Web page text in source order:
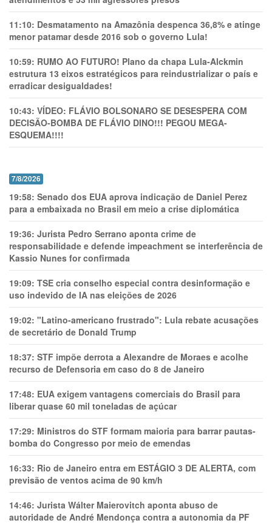
11:10: Desmatamento na Amazônia despenca 36,8% e atinge
menor patamar desde 2016 sob o governo Lula!
10:59: RUMO AO FUTURO! Plano da chapa Lula-Alckmin
estrutura 13 eixos estratégicos para reindustrializar o país e
erradicar desigualdades!
10:43: VÍDEO: FLÁVIO BOLSONARO SE DESESPERA COM
DECISÃO-BOMBA DE FLÁVIO DINO!!! PEGOU MEGA-
ESQUEMA!!!!
7/8/2026
19:58: Senado dos EUA aprova indicação de Daniel Perez
para a embaixada no Brasil em meio a crise diplomática
19:36: Jurista Pedro Serrano aponta crime de
responsabilidade e defende impeachment se interferência de
Kassio Nunes for confirmada
19:09: TSE cria conselho especial contra desinformação e
uso indevido de IA nas eleições de 2026
19:02: "Latino-americano frustrado": Lula rebate acusações
de secretário de Donald Trump
18:37: STF impõe derrota a Alexandre de Moraes e acolhe
recurso de Defensoria em caso do 8 de Janeiro
17:48: EUA exigem vantagens comerciais do Brasil para
liberar quase 60 mil toneladas de açúcar
17:29: Ministros do STF formam maioria para barrar pautas-
bomba do Congresso por meio de emendas
16:33: Rio de Janeiro entra em ESTÁGIO 3 DE ALERTA, com
previsão de ventos acima de 90 km/h
14:46: Jurista Wálter Maierovitch aponta abuso de
autoridade de André Mendonça contra a autonomia da PF